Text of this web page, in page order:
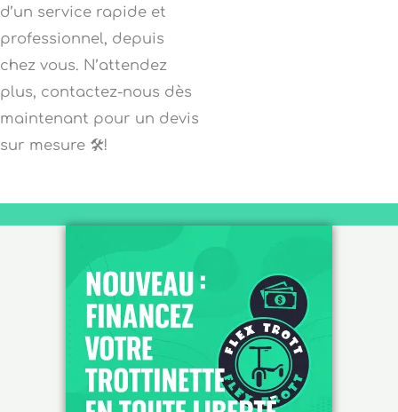
d’un service rapide et
professionnel, depuis
chez vous. N’attendez
plus, contactez-nous dès
maintenant pour un devis
sur mesure 🛠️!